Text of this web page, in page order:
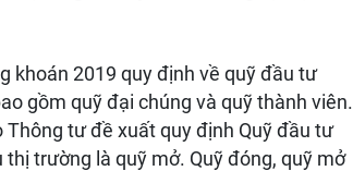
khoán 2019 quy định về quỹ đầu tư
gồm quỹ đại chúng và quỹ thành viên.
tư đề xuất quy định Quỹ đầu tư
trường là quỹ mở. Quỹ đóng, quỹ mở